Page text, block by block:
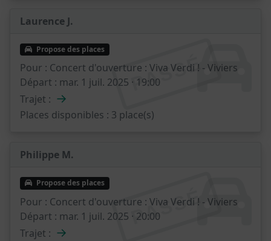
Laurence J.
PASSÉ
Propose des places
Pour : Concert d'ouverture : Viva Verdi ! - Viviers
Départ : mar. 1 juil. 2025 · 19:00
Trajet : →
Places disponibles : 3 place(s)
Philippe M.
PASSÉ
Propose des places
Pour : Concert d'ouverture : Viva Verdi ! - Viviers
Départ : mar. 1 juil. 2025 · 20:00
Trajet : →